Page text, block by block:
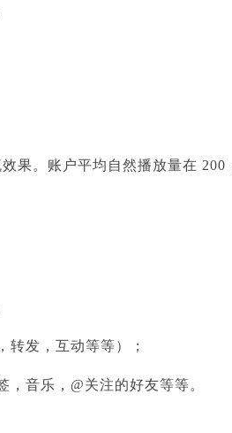
果。账户平均自然播放量在 200
发，互动等等）；
音乐，@关注的好友等等。